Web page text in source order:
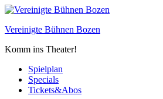
Skip
content
Vereinigte Bühnen Bozen
Komm ins Theater!
Spielplan
Specials
Tickets&Abos